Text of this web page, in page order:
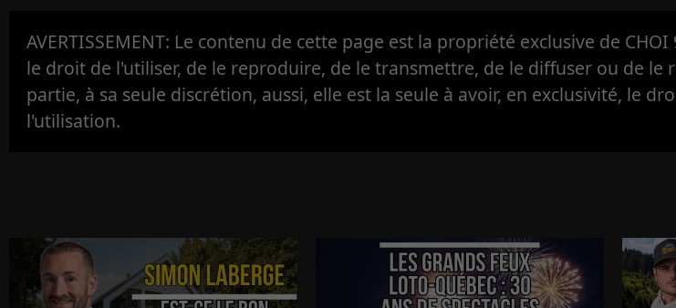
AVERTISSEMENT: Le contenu de cette page est la propriété exclusive de CHOI
le droit de l'utiliser, de le reproduire, de le transmettre, de le diffuser ou de le
partie, à sa seule discrétion, aussi, elle est la seule à avoir, en exclusivité, le
l'utilisation.